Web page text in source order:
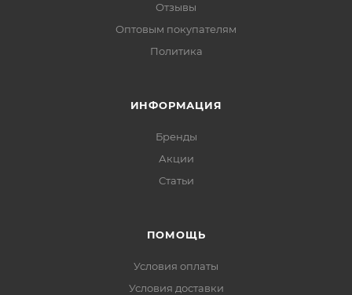
Отзывы
Оптовым покупателям
Политика
ИНФОРМАЦИЯ
Бренды
Акции
Статьи
ПОМОЩЬ
Условия оплаты
Условия доставки